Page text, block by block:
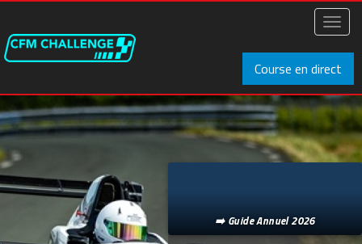
Aller
principal
Course en direct
➡️ Guide Annuel 2026